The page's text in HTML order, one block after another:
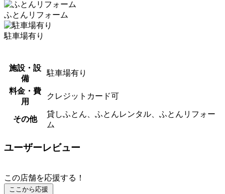
ふとんリフォーム
駐車場有り
施設・設
備
駐車場有り
料金・費
用
クレジットカード可
その他
貸しふとん、ふとんレンタル、ふとんリフォー
ム
ユーザーレビュー
この店舗を応援する！
ここから応援